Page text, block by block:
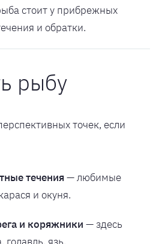
стоит у прибрежных
и обратки.
рыбу
точек, если
течения— любимые
и окуня.
и коряжники — здесь
язь.